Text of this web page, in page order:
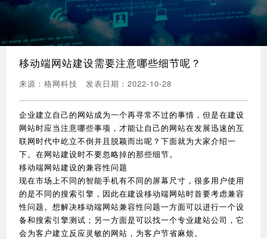
移动端网站建设需要注意哪些细节呢？
来源：格网科技 发表日期：2022-10-28
企业建立自己的网站成为一个再寻常不过的事情，但是在建设
网站时应当注意哪些事项，才能让自己的网站在发展迅速的互
联网时代中屹立不倒并且脱颖而出呢？下面就为大家介绍一
下。在网站建设时不要忽略掉的那些细节。
移动端网站建设的兼容性问题
现在市场上不同的智能手机有不同的屏幕尺寸，很多用户使用
的是不同的搜索引擎，因此在建设移动端网站时首要考虑兼容
性问题。想解决移动端网站兼容性问题一方面可以进行一个设
备和搜索引擎测试；另一方面是可以找一个专业建站公司，它
会为客户建立反应灵敏的网站，为客户节省麻烦。